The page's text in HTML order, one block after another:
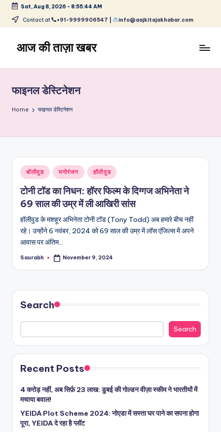
Skip
content
Sat, Aug 8, 2026 - 8:55:44 AM
Contact at +91-9999906547 | info@aajkitajakhabar.com
आज की ताज़ा खबर
ताज़ा
समाचार
–
और
विश्व
फाइनल डेस्टिनेशन
Home फाइनल डेस्टिनेशन
Posted
in
बॉलीवुड मनोरंजन हॉलीवुड
टोनी टॉड का निधन: हॉरर फिल्म के दिग्गज अभिनेता ने
69 साल की उम्र में ली आखिरी सांस
हॉलीवुड के मशहूर अभिनेता टोनी टॉड (Tony Todd) अब हमारे बीच नहीं
रहे। उन्होंने 6 नवंबर, 2024 को 69 साल की उम्र में लॉस एंजिल्स में अपने
आवास पर अंतिम…
Posted
Saurabh November 9, 2024
Search
Search
Recent Posts
4 करोड़ नहीं, अब सिर्फ़ 23 लाख: डुबई की गोल्डन वीज़ा स्कीम ने भारतीयों में
मचाया बवाल!
YEIDA Plot Scheme 2024: नोएडा में सस्ता घर पाने का सपना होगा
पूरा, YEIDA दे रहा है प्लॉट